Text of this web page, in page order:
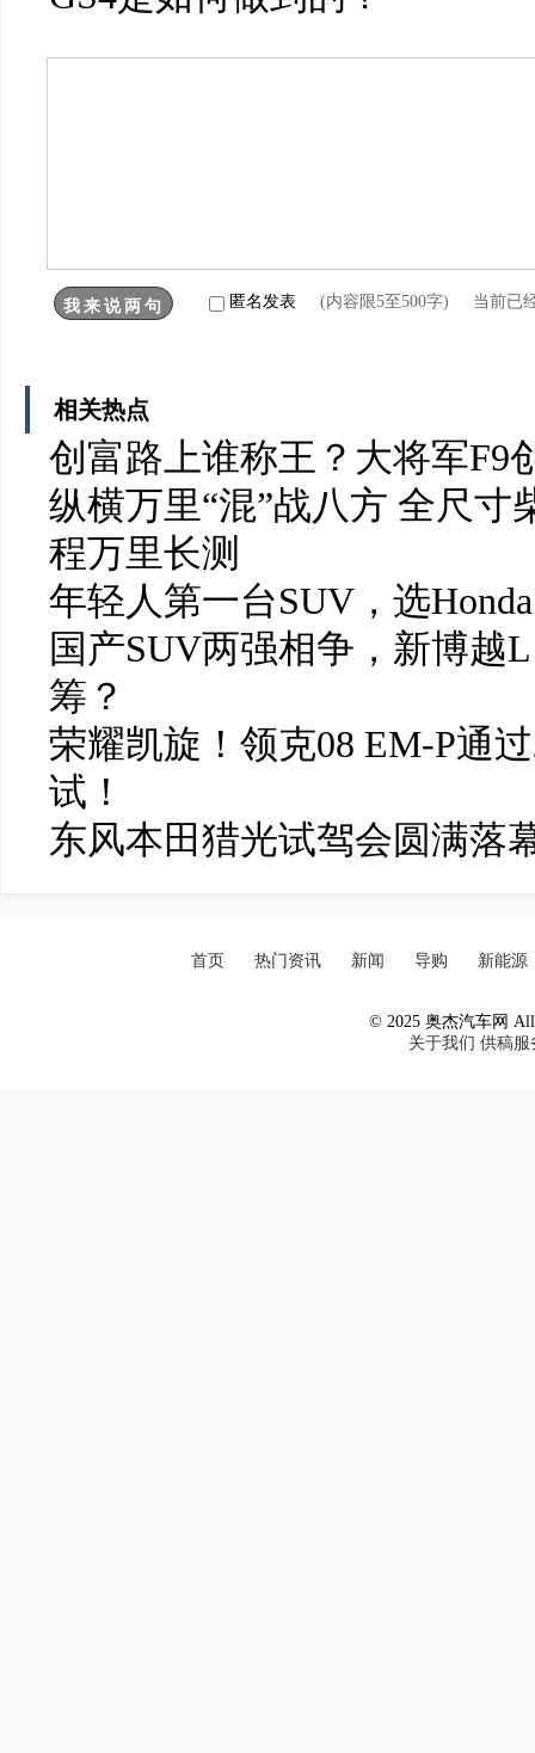
匿名发表 (内容限5至500字) 当前已
相关热点
创富路上谁称王？大将军F9
纵横万里“混”战八方 全尺寸
程万里长测
年轻人第一台SUV，选
国产SUV两强相争，新博越
筹？
荣耀凯旋！领克08 EM-P通
试！
东风本田猎光试驾会圆满落
首页 热门资讯 新闻 导购 新能源
© 2025 奥杰汽车网 All
关于我们 供稿服